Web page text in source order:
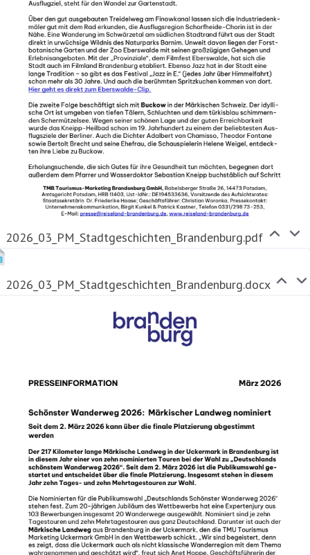
2026_03_PM_Stadtgeschichten_Brandenburg.pdf
2026_03_PM_Stadtgeschichten_Brandenburg.docx